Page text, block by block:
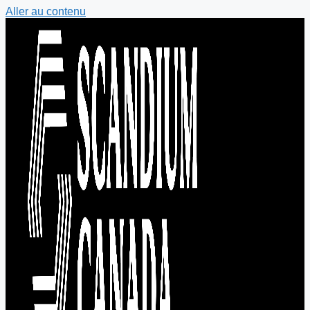
Aller au contenu